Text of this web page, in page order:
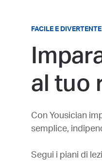
FACILE E DIVERTENTE
al tuo
Con Yousician
semplice,
Segui i piani di